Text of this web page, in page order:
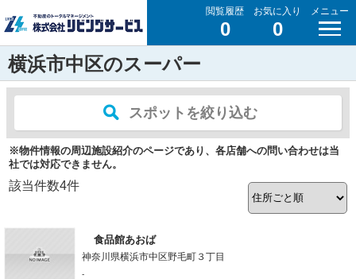
閲覧履歴
0
お気に入り
0
メニュー
横浜市中区のスーパー
スポットを絞り込む
※物件情報の周辺施設紹介のページであり、各店舗への問い合わせは当
社では対応できません。
該当件数4件
食品館あおば
神奈川県横浜市中区野毛町３丁目
-